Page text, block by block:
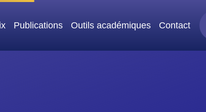
Publications Outils académiques Contact